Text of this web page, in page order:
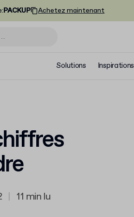
:PACKUP Achetez maintenant
Solutions Inspirations
| 11 min lu